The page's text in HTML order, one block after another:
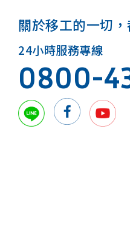
關於移工的一切
24小時服務專線
0800-